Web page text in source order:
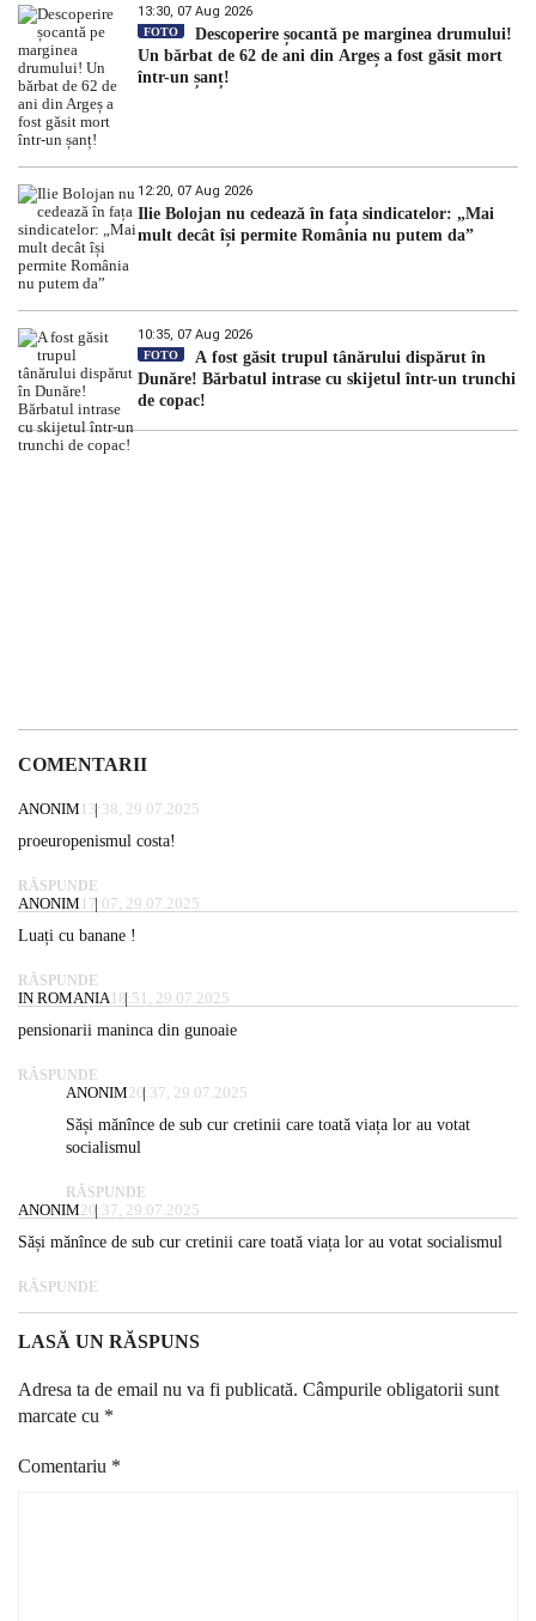
13:30, 07 Aug 2026
FOTO
Descoperire șocantă pe marginea drumului!
Un bărbat de 62 de ani din Argeș a fost găsit mort
într-un șanț!
12:20, 07 Aug 2026
Ilie Bolojan nu cedează în fața sindicatelor: „Mai
mult decât își permite România nu putem da”
10:35, 07 Aug 2026
FOTO
A fost găsit trupul tânărului dispărut în
Dunăre! Bărbatul intrase cu skijetul într-un trunchi
de copac!
COMENTARII
ANONIM 13:38, 29.07.2025
proeuropenismul costa!
RĂSPUNDE
ANONIM 17:07, 29.07.2025
Luați cu banane !
RĂSPUNDE
IN ROMANIA18:51, 29.07.2025
pensionarii maninca din gunoaie
RĂSPUNDE
ANONIM20:37, 29.07.2025
Săși mănînce de sub cur cretinii care toată viața lor au votat
socialismul
RĂSPUNDE
ANONIM20:37, 29.07.2025
Săși mănînce de sub cur cretinii care toată viața lor au votat socialismul
RĂSPUNDE
LASĂ UN RĂSPUNS
Adresa ta de email nu va fi publicată. Câmpurile obligatorii sunt
marcate cu *
Comentariu *